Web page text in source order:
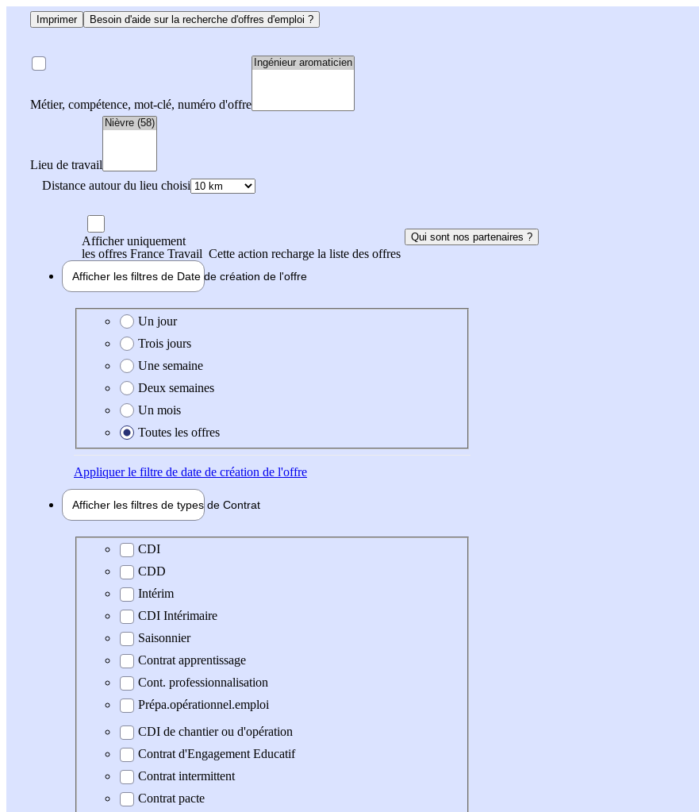
Imprimer Besoin d'aide sur la recherche d'offres d'emploi ?
Métier, compétence, mot-clé, numéro d'offre
Lieu de travail
Distance autour du lieu choisi
Afficher uniquement
les offres France Travail Cette action recharge la liste des offres
Qui sont nos partenaires ?
Afficher les filtres de Date de création de l'offre
Date de création de l'offre
Un jour
Trois jours
Une semaine
Deux semaines
Un mois
Toutes les offres
Appliquerle filtre de date de création de l'offre
Afficher les filtres de types de Contrat
Type de contrat
CDI
CDD
Intérim
CDI Intérimaire
Saisonnier
Contrat apprentissage
Cont. professionnalisation
Prépa.opérationnel.emploi
CDI de chantier ou d'opération
Contrat d'Engagement Educatif
Contrat intermittent
Contrat pacte